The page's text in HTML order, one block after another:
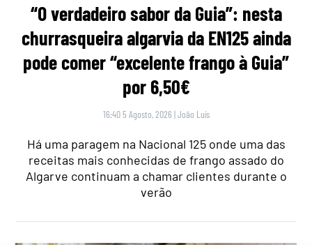
“O verdadeiro sabor da Guia”: nesta
churrasqueira algarvia da EN125 ainda
pode comer “excelente frango à Guia”
por 6,50€
16:40 5 Agosto, 2026 |João Luís
Há uma paragem na Nacional 125 onde uma das
receitas mais conhecidas de frango assado do
Algarve continuam a chamar clientes durante o
verão